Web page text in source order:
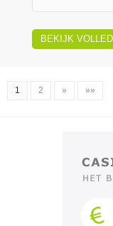
BEKIJK
1 2 » »»